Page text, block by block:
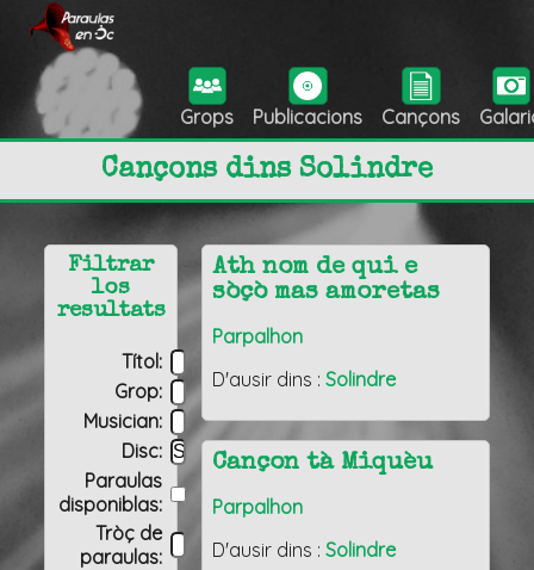
Grops Publicacions Cançons
Cançons dins Solindre
Ath nom de qui e
sòçò mas amoretas
Parpalhon
D'ausir dins :Solindre
Cançon tà Miquèu
Parpalhon
D'ausir dins :Solindre
Filtrar
los
resultats
Títol:
Grop:
Musician:
Disc:
Paraulas
disponiblas:
Tròç de
paraulas: